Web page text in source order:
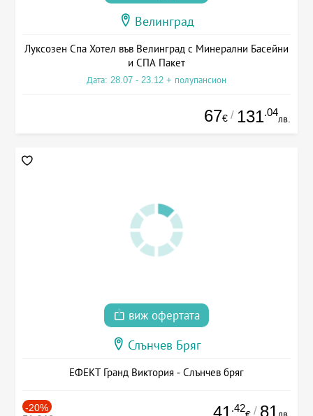
Велинград
Луксозен Спа Хотел във Велинград с Минерални Басейни
и СПА Пакет
Дата: 28.07 - 23.12 + полупансион
67€ / 131.04
лв.
виж офертата
Слънчев Бряг
ЕФЕКТ Гранд Виктория - Слънчев бряг
-20% 41 .42 / 81